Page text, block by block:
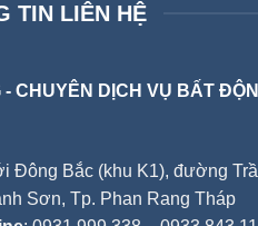
TIN LIÊN HỆ
CHUYÊN DỊCH VỤ BẤT
Đông Bắc (khu K1), đường
Sơn, Tp. Phan Rang Tháp